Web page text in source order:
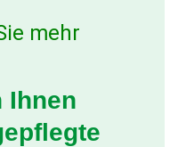
mehr
Ihnen